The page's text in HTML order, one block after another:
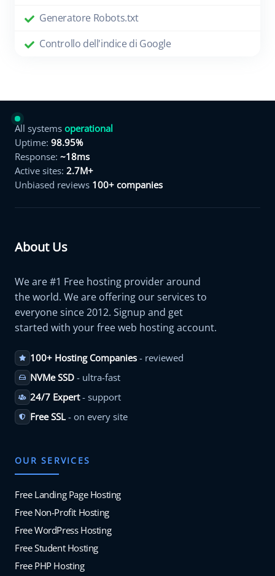
Generatore Robots.txt
Controllo dell'indice di Google
All systems operational
Uptime: 98.95%
Response: ~18ms
Active sites: 2.7M+
Unbiased reviews 100+ companies
About Us
We are #1 Free hosting provider around
the world. We are offering our services to
everyone since 2012. Signup and get
started with your free web hosting account.
100+ Hosting Companies- reviewed
NVMe SSD- ultra-fast
24/7 Expert- support
Free SSL- on every site
OUR SERVICES
Free Landing Page Hosting
Free Non-Profit Hosting
Free WordPress Hosting
Free Student Hosting
Free PHP Hosting